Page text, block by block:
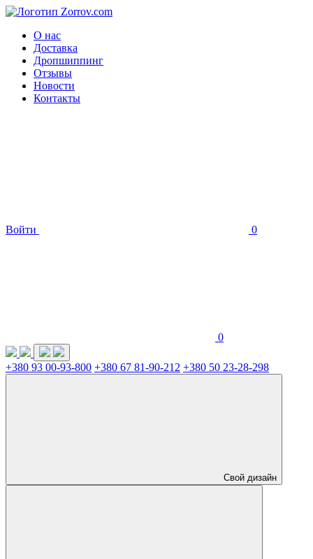
О нас
Доставка
Дропшиппинг
Отзывы
Новости
Контакты
Войти 0
0
+380 93 00-93-800 +380 67 81-90-212 +380 50 23-28-298
Свой дизайн